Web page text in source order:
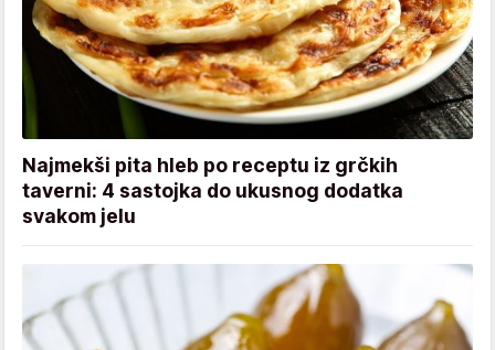
Najmekši pita hleb po receptu iz grčkih
taverni: 4 sastojka do ukusnog dodatka
svakom jelu